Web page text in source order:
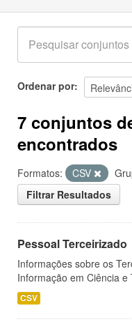
Ordenar por
7 conjuntos
encontrados
Formatos: CSV
Filtrar Resultados
Pessoal Terceirizado
Informações sobre os
Informação em Ciência e
CSV